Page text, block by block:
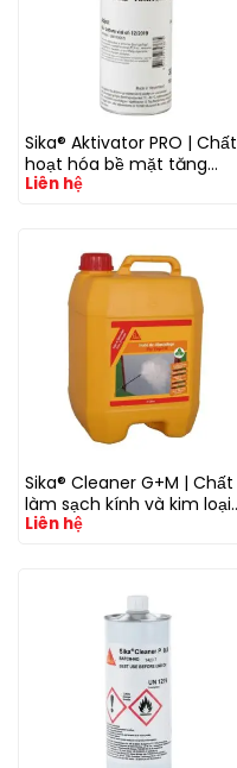
Sika® Aktivator PRO | Chất
hoạt hóa bề mặt tăng
bám dính trước khi dán
Liên hệ
Sika® Cleaner G+M | Chất
làm sạch kính và kim loại
trước khi dán keo và trám
Liên hệ